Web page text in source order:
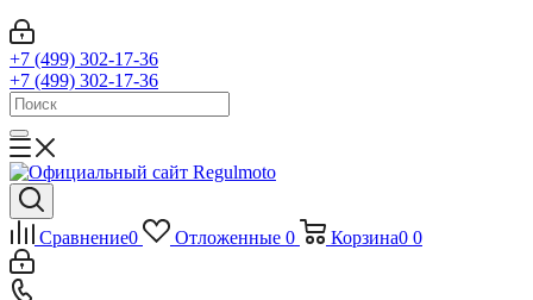
+7 (499) 302-17-36
+7 (499) 302-17-36
Сравнение0 Отложенные 0 Корзина0 0